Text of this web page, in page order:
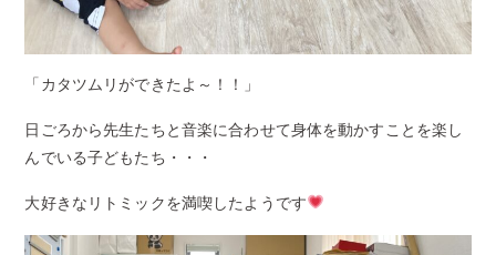
「カタツムリができたよ～！！」
日ごろから先生たちと音楽に合わせて身体を動かすことを楽し
んでいる子どもたち・・・
大好きなリトミックを満喫したようです